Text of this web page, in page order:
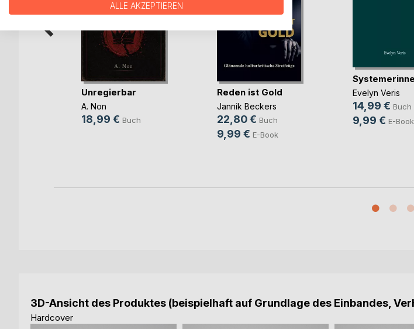
Unregierbar
A. Non
18,99 € Buch
Reden ist Gold
Jannik Beckers
22,80 € Buch
9,99 € E-Book
Evelyn Veris
14,99 € Buch
9,99 € E-Book
3D-Ansicht des Produktes (beispielhaft auf Grundlage des Einbandes,
Hardcover
ALLE AKZEPTIEREN